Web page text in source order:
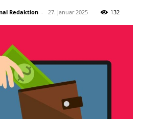
Redaktion - 27. Januar 2025 132